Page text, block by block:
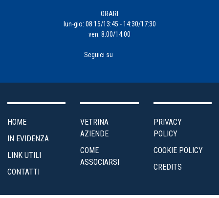
ORARI
lun-gio: 08:15/13:45 - 14:30/17:30
ven: 8:00/14:00
Seguici su
HOME
IN EVIDENZA
LINK UTILI
CONTATTI
VETRINA
AZIENDE
COME
ASSOCIARSI
PRIVACY
POLICY
COOKIE POLICY
CREDITS